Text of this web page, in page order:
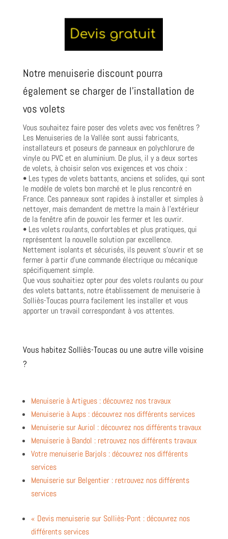
Notre menuiserie discount pourra
également se charger de l’installation de
vos volets
Vous souhaitez faire poser des volets avec vos fenêtres ?
Les Menuiseries de la Vallée sont aussi fabricants,
installateurs et poseurs de panneaux en polychlorure de
vinyle ou PVC et en aluminium. De plus, il y a deux sortes
de volets, à choisir selon vos exigences et vos choix :
• Les types de volets battants, anciens et solides, qui sont
le modèle de volets bon marché et le plus rencontré en
France. Ces panneaux sont rapides à installer et simples à
nettoyer, mais demandent de mettre la main à l’extérieur
de la fenêtre afin de pouvoir les fermer et les ouvrir.
• Les volets roulants, confortables et plus pratiques, qui
représentent la nouvelle solution par excellence.
Nettement isolants et sécurisés, ils peuvent s’ouvrir et se
fermer à partir d’une commande électrique ou mécanique
spécifiquement simple.
Que vous souhaitiez opter pour des volets roulants ou pour
des volets battants, notre établissement de menuiserie à
Solliès-Toucas pourra facilement les installer et vous
apporter un travail correspondant à vos attentes.
Vous habitez Solliès-Toucas ou une autre ville voisine
?
Menuiserie à Artigues : découvrez nos travaux
Menuiserie à Aups : découvrez nos différents services
Menuiserie sur Auriol : découvrez nos différents travaux
Menuiserie à Bandol : retrouvez nos différents travaux
Votre menuiserie Barjols : découvrez nos différents
services
Menuiserie sur Belgentier : retrouvez nos différents
services
« Devis menuiserie sur Solliès-Pont : découvrez nos
différents services